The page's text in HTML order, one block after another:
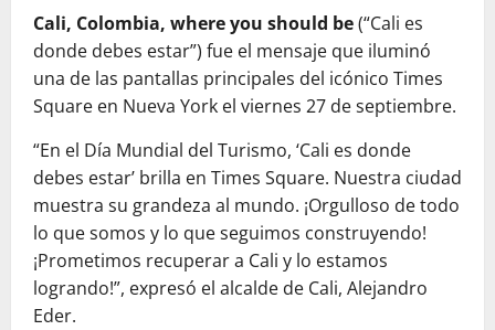
Cali, Colombia, where you should be(“Cali es
donde debes estar”) fue el mensaje que iluminó
una de las pantallas principales del icónico Times
Square en Nueva York el viernes 27 de septiembre.
“En el Día Mundial del Turismo, ‘Cali es donde
debes estar’ brilla en Times Square. Nuestra ciudad
muestra su grandeza al mundo. ¡Orgulloso de todo
lo que somos y lo que seguimos construyendo!
¡Prometimos recuperar a Cali y lo estamos
logrando!”, expresó el alcalde de Cali, Alejandro
Eder.